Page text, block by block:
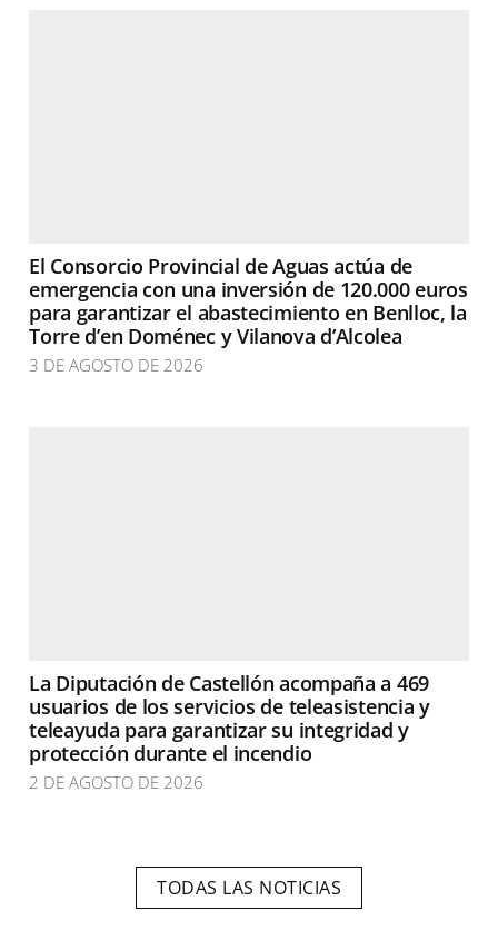
El Consorcio Provincial de Aguas actúa de
emergencia con una inversión de 120.000 euros
para garantizar el abastecimiento en Benlloc, la
Torre d’en Doménec y Vilanova d’Alcolea
3 DE AGOSTO DE 2026
La Diputación de Castellón acompaña a 469
usuarios de los servicios de teleasistencia y
teleayuda para garantizar su integridad y
protección durante el incendio
2 DE AGOSTO DE 2026
TODAS LAS NOTICIAS